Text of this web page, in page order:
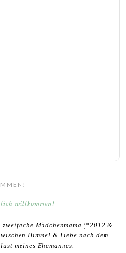
Mädchenmama (*2012 &
Himmel & Liebe nach dem
meines Ehemannes.